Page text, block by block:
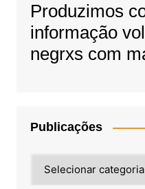
Produzimos
informação
negrxs com
Publicações